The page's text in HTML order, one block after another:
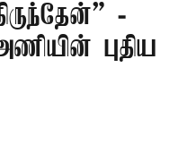
-
புதிய